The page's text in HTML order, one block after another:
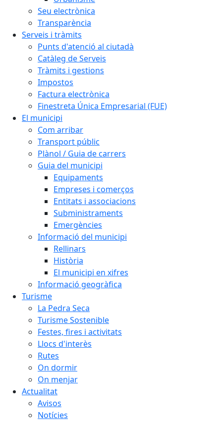
Seu electrònica
Transparència
Serveis i tràmits
Punts d'atenció al ciutadà
Catàleg de Serveis
Tràmits i gestions
Impostos
Factura electrònica
Finestreta Única Empresarial (FUE)
El municipi
Com arribar
Transport públic
Plànol / Guia de carrers
Guia del municipi
Equipaments
Empreses i comerços
Entitats i associacions
Subministraments
Emergències
Informació del municipi
Rellinars
Història
El municipi en xifres
Informació geogràfica
Turisme
La Pedra Seca
Turisme Sostenible
Festes, fires i activitats
Llocs d'interès
Rutes
On dormir
On menjar
Actualitat
Avisos
Notícies